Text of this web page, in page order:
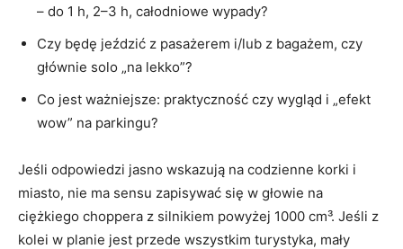
– do 1 h, 2–3 h, całodniowe wypady?
Czy będę jeździć z pasażerem i/lub z bagażem, czy
głównie solo „na lekko”?
Co jest ważniejsze: praktyczność czy wygląd i „efekt
wow” na parkingu?
Jeśli odpowiedzi jasno wskazują na codzienne korki i
miasto, nie ma sensu zapisywać się w głowie na
ciężkiego choppera z silnikiem powyżej 1000 cm³. Jeśli z
kolei w planie jest przede wszystkim turystyka, mały